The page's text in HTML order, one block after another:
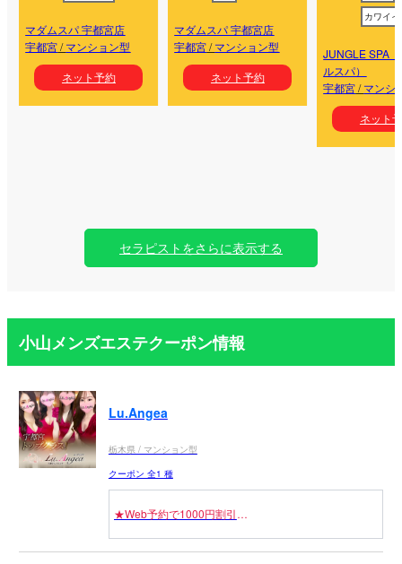
マダムスパ 宇都宮店
宇都宮/マンション型
ネット予約
マダムスパ 宇都宮店
宇都宮/マンション型
ネット予約
カワイ
JUNGLE SPA
ルスパ）
宇都宮/マンシ
ネット
セラピストをさらに表示する
小山メンズエステクーポン情報
Lu.Angea
栃木県 / マンション型
クーポン 全1 種
★Web予約で1000円割引